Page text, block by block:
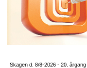
Skagen d. 8/8-2026 - 20. årgang